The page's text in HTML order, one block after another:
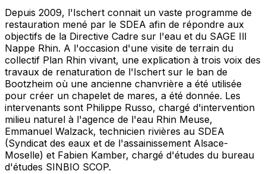
Depuis 2009, l'Ischert connait un vaste programme de
restauration mené par le SDEA afin de répondre aux
objectifs de la Directive Cadre sur l'eau et du SAGE Ill
Nappe Rhin. A l'occasion d'une visite de terrain du
collectif Plan Rhin vivant, une explication à trois voix des
travaux de renaturation de l'Ischert sur le ban de
Bootzheim où une ancienne chanvrière a été utilisée
pour créer un chapelet de mares, a été donnée. Les
intervenants sont Philippe Russo, chargé d'intervention
milieu naturel à l'agence de l'eau Rhin Meuse,
Emmanuel Walzack, technicien rivières au SDEA
(Syndicat des eaux et de l'assainissement Alsace-
Moselle) et Fabien Kamber, chargé d'études du bureau
d'études SINBIO SCOP.